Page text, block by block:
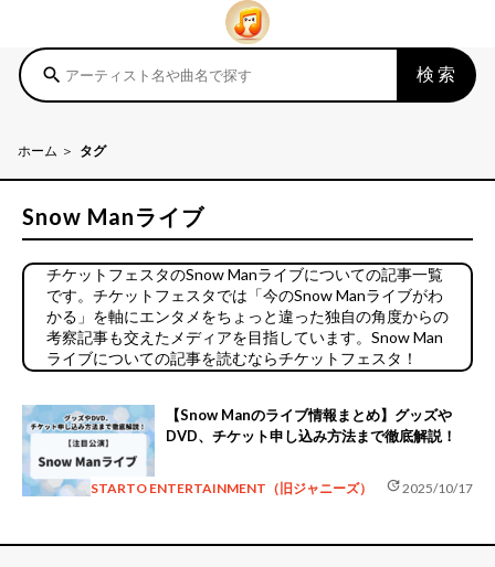
search 検索
ホーム タグ
Snow Manライブ
チケットフェスタのSnow Manライブについての記事一覧
です。チケットフェスタでは「今のSnow Manライブがわ
かる」を軸にエンタメをちょっと違った独自の角度からの
考察記事も交えたメディアを目指しています。Snow Man
ライブについての記事を読むならチケットフェスタ！
【Snow Manのライブ情報まとめ】グッズや
DVD、チケット申し込み方法まで徹底解説！
STARTO ENTERTAINMENT（旧ジャニーズ） update2025/10/17